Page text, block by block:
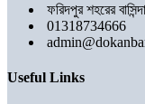
ফরিদপুর শহরের
01318734666
Useful Links